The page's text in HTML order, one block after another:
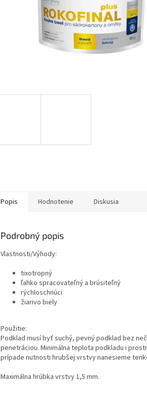
Popis Hodnotenie Diskusia
Podrobný popis
Vlastnosti/Výhody:
tixotropný
ľahko spracovateľný a brúsiteľný
rýchloschnúci
žiarivo biely
Použitie:
Podklad musí byť suchý, pevný podklad bez
penetráciou. Minimálna teplota podkladu i
prípade nutnosti hrubšej vrstvy nanesieme
Maximálna hrúbka vrstvy 1,5 mm.